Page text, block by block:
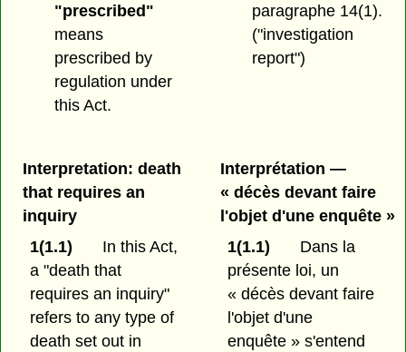
"prescribed"
means
prescribed by
regulation under
this Act.
paragraphe 14(1).
("investigation
report")
Interpretation: death
that requires an
inquiry
1(1.1)
In this Act,
a "death that
requires an inquiry"
refers to any type of
death set out in
Interprétation —
« décès devant faire
l'objet d'une enquête »
1(1.1)
Dans la
présente loi, un
« décès devant faire
l'objet d'une
enquête » s'entend